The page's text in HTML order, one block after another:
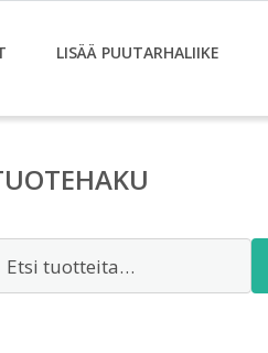
LISÄÄ PUUTARHALIIKE